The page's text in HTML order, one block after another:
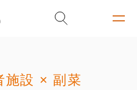
施設 × 副菜